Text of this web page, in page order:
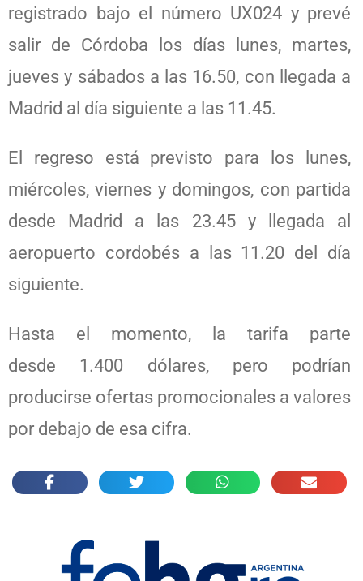
registrado bajo el número UX024 y prevé
salir de Córdoba los días lunes, martes,
jueves y sábados a las 16.50, con llegada a
Madrid al día siguiente a las 11.45.
El regreso está previsto para los lunes,
miércoles, viernes y domingos, con partida
desde Madrid a las 23.45 y llegada al
aeropuerto cordobés a las 11.20 del día
siguiente.
Hasta el momento, la tarifa parte
desde 1.400 dólares, pero podrían
producirse ofertas promocionales a valores
por debajo de esa cifra.